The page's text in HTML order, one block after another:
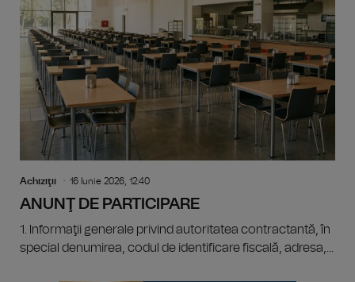
Achiziţii 16 Iunie 2026, 12:40
ANUNŢ DE PARTICIPARE
1. Informaţii generale privind autoritatea contractantă, în
special denumirea, codul de identificare fiscală, adresa,...